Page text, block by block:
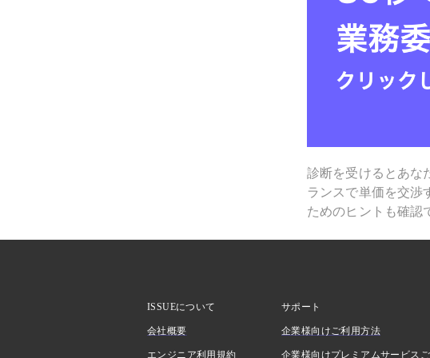
診断を受けるとあな
ランスで単価を交渉
ためのヒントも確認
ISSUEについて
会社概要
エンジニア利用規約
サポート
企業様向けご利用方法
企業様向けプレミアムサービス